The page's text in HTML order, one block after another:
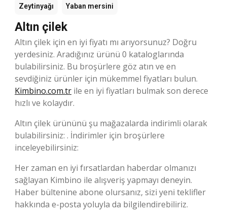
Zeytinyağı Yaban mersini
Altın çilek
Altın çilek için en iyi fiyatı mı arıyorsunuz? Doğru
yerdesiniz. Aradığınız ürünü 0 kataloglarında
bulabilirsiniz. Bu broşürlere göz atın ve en
sevdiğiniz ürünler için mükemmel fiyatları bulun.
Kimbino.com.tr ile en iyi fiyatları bulmak son derece
hızlı ve kolaydır.
Altın çilek ürününü şu mağazalarda indirimli olarak
bulabilirsiniz: . İndirimler için broşürlere
inceleyebilirsiniz:
Her zaman en iyi fırsatlardan haberdar olmanızı
sağlayan Kimbino ile alışveriş yapmayı deneyin.
Haber bültenine abone olursanız, sizi yeni teklifler
hakkında e-posta yoluyla da bilgilendirebiliriz.